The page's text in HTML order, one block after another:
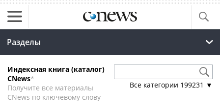
Разделы
Индексная книга (каталог)
CNews*
Получите все материалы
CNews по ключевому слову
Все категории 199231 ▼